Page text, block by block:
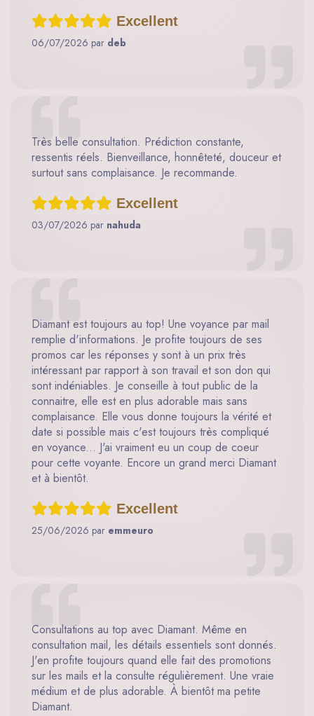
Excellent
06/07/2026 par deb
Très belle consultation. Prédiction constante,
ressentis réels. Bienveillance, honnêteté, douceur et
surtout sans complaisance. Je recommande.
Excellent
03/07/2026 par nahuda
Diamant est toujours au top! Une voyance par mail
remplie d'informations. Je profite toujours de ses
promos car les réponses y sont à un prix très
intéressant par rapport à son travail et son don qui
sont indéniables. Je conseille à tout public de la
connaitre, elle est en plus adorable mais sans
complaisance. Elle vous donne toujours la vérité et
date si possible mais c'est toujours très compliqué
en voyance... J'ai vraiment eu un coup de coeur
pour cette voyante. Encore un grand merci Diamant
et à bientôt.
Excellent
25/06/2026 par emmeuro
Consultations au top avec Diamant. Même en
consultation mail, les détails essentiels sont donnés.
J'en profite toujours quand elle fait des promotions
sur les mails et la consulte régulièrement. Une vraie
médium et de plus adorable. À bientôt ma petite
Diamant.